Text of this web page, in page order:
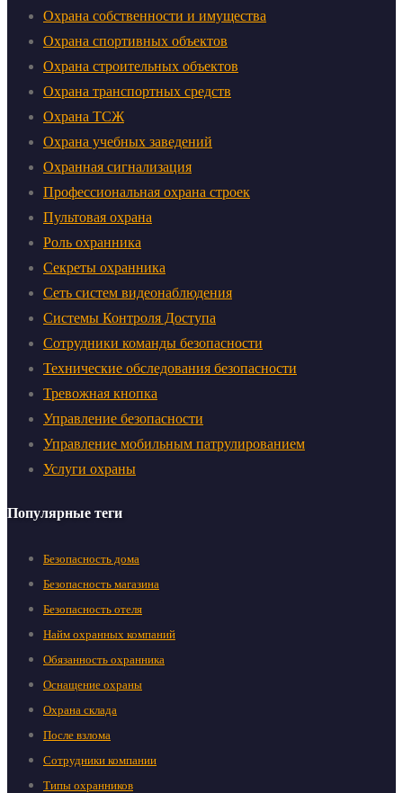
Охрана собственности и имущества
Охрана спортивных объектов
Охрана строительных объектов
Охрана транспортных средств
Охрана ТСЖ
Охрана учебных заведений
Охранная сигнализация
Профессиональная охрана строек
Пультовая охрана
Роль охранника
Секреты охранника
Сеть систем видеонаблюдения
Системы Контроля Доступа
Сотрудники команды безопасности
Технические обследования безопасности
Тревожная кнопка
Управление безопасности
Управление мобильным патрулированием
Услуги охраны
Популярные теги
Безопасность дома
Безопасность магазина
Безопасность отеля
Найм охранных компаний
Обязанность охранника
Оснащение охраны
Охрана склада
После взлома
Сотрудники компании
Типы охранников